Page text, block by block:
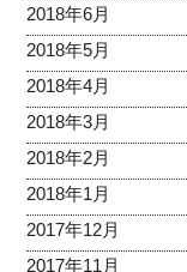
2018年6月
2018年5月
2018年4月
2018年3月
2018年2月
2018年1月
2017年12月
2017年11月